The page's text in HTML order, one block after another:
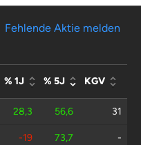
Fehlende Aktie melden
% 1J % 5J KGV
28,3 56,6 31
-19 73,7 -